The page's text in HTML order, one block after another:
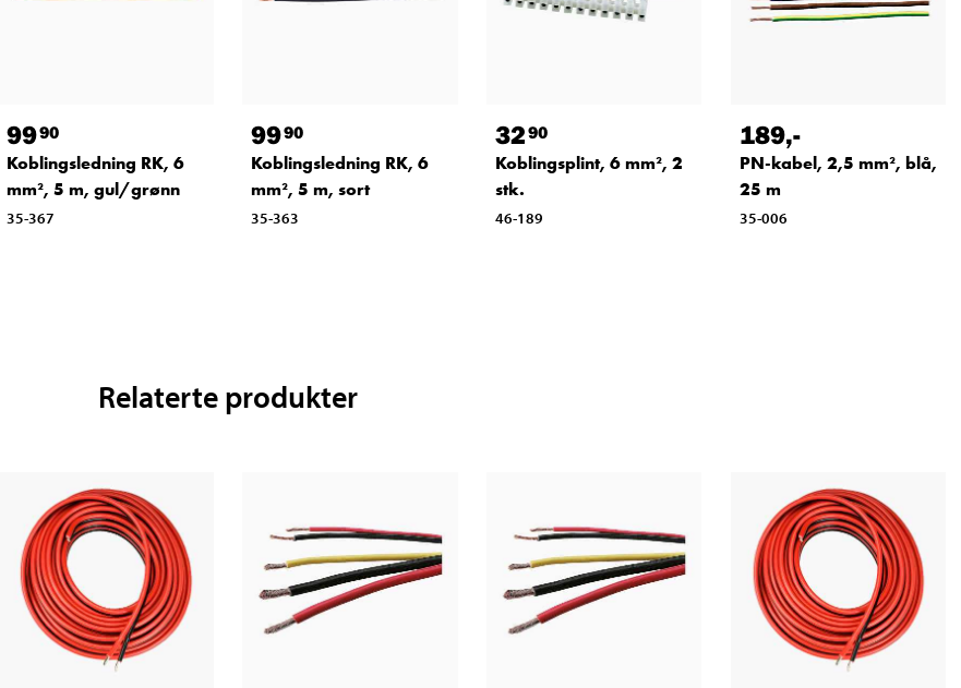
9990
Koblingsledning RK, 6
mm², 5 m, gul/grønn
35-367
9990
Koblingsledning RK, 6
mm², 5 m, sort
35-363
3290
Koblingsplint, 6 mm², 2
stk.
46-189
189,-
PN-kabel, 2,5 mm², blå,
25 m
35-006
Relaterte produkter